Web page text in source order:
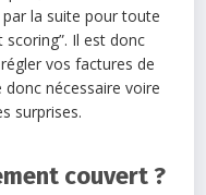
la suite pour toute
Il est donc
vos factures de
nécessaire voire
surprises.
couvert ?